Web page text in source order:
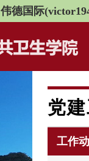
伟德国际
党
工作